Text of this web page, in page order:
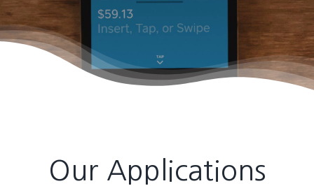
Our Applications